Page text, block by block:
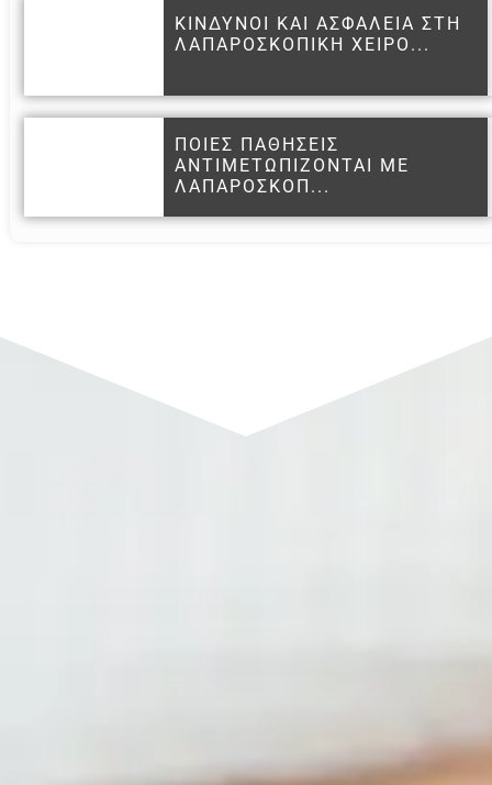
ΚΙΝΔΥΝΟΙ ΚΑΙ ΑΣΦΑΛΕΙΑ ΣΤΗ
ΛΑΠΑΡΟΣΚΟΠΙΚΗ ΧΕΙΡΟ...
ΠΟΙΕΣ ΠΑΘΗΣΕΙΣ
ΑΝΤΙΜΕΤΩΠΙΖΟΝΤΑΙ ΜΕ
ΛΑΠΑΡΟΣΚΟΠ...